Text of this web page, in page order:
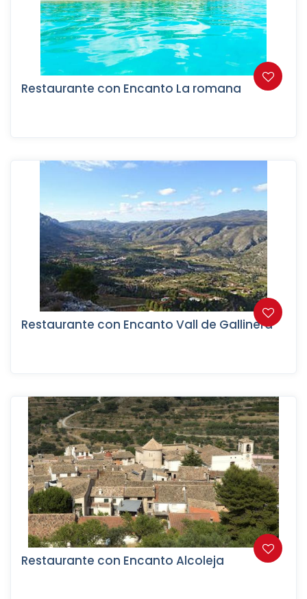
Restaurante con Encanto La romana
Restaurante con Encanto Vall de Gallinera
Restaurante con Encanto Alcoleja